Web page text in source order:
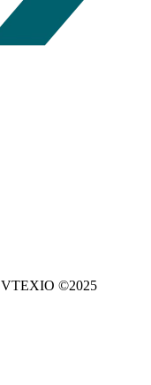
VTEXIO ©2025